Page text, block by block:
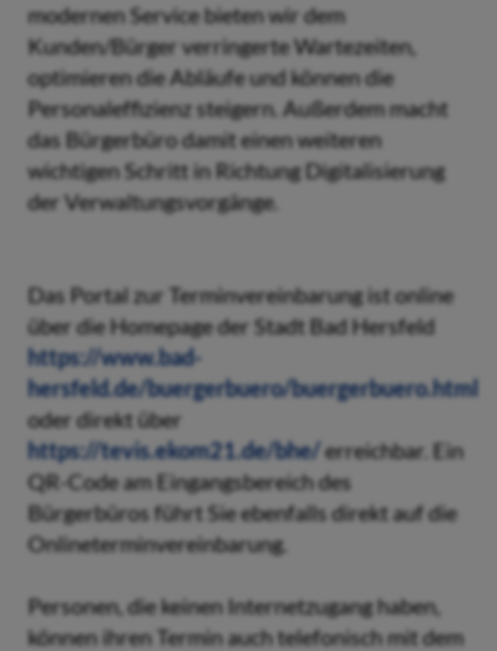
modernen Service bieten wir dem
Kunden/Bürger verringerte Wartezeiten,
optimieren die Abläufe und können die
Personaleffizienz steigern. Außerdem macht
das Bürgerbüro damit einen weiteren
wichtigen Schritt in Richtung Digitalisierung
der Verwaltungsvorgänge.
Das Portal zur Terminvereinbarung ist online
über die Homepage der Stadt Bad Hersfeld
https://www.bad-
hersfeld.de/buergerbuero/buergerbuero.html
oder direkt über
https://tevis.ekom21.de/bhe/erreichbar. Ein
QR-Code am Eingangsbereich des
Bürgerbüros führt Sie ebenfalls direkt auf die
Onlineterminvereinbarung.
Personen, die keinen Internetzugang haben,
können ihren Termin auch telefonisch mit dem